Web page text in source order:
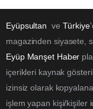
Eyüpsultan ve Türkiye
magazinden siyasete,
Eyüp Manşet Haber
içerikleri kaynak
izinsiz olarak
işlem yapan kişi/kişiler